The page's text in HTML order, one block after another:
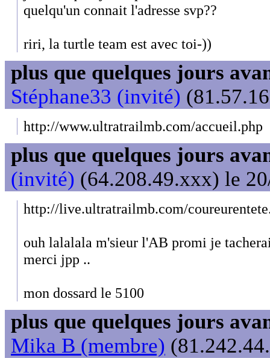
quelqu'un connait l'adresse svp??
riri, la turtle team est avec toi-))
plus que quelques jours
Stéphane33 (invité)
http://www.ultratrailmb.com/accueil.php
plus que quelques jours
(invité) (64.208.49.xxx) le
http://live.ultratrailmb.com/
ouh lalalala m'sieur l'AB promi je
merci jpp ..
mon dossard le 5100
plus que quelques jours
Mika B (membre)